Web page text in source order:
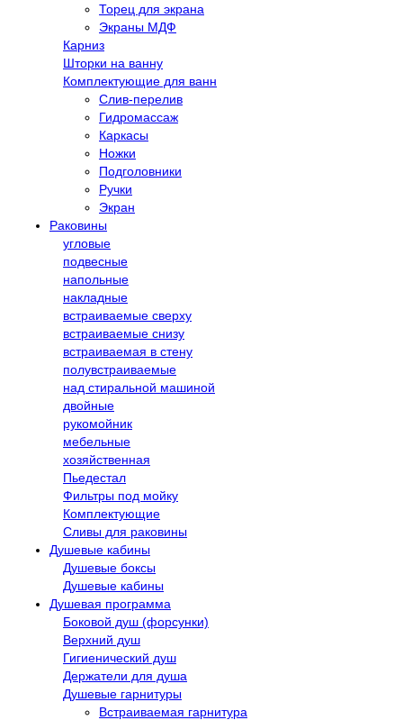
Торец для экрана
Экраны МДФ
Карниз
Шторки на ванну
Комплектующие для ванн
Cлив-перелив
Гидромассаж
Каркасы
Ножки
Подголовники
Ручки
Экран
Раковины
угловые
подвесные
напольные
накладные
встраиваемые сверху
встраиваемые снизу
встраиваемая в стену
полувстраиваемые
над стиральной машиной
двойные
рукомойник
мебельные
хозяйственная
Пьедестал
Фильтры под мойку
Комплектующие
Сливы для раковины
Душевые кабины
Душевые боксы
Душевые кабины
Душевая программа
Боковой душ (форсунки)
Верхний душ
Гигиенический душ
Держатели для душа
Душевые гарнитуры
Встраиваемая гарнитура